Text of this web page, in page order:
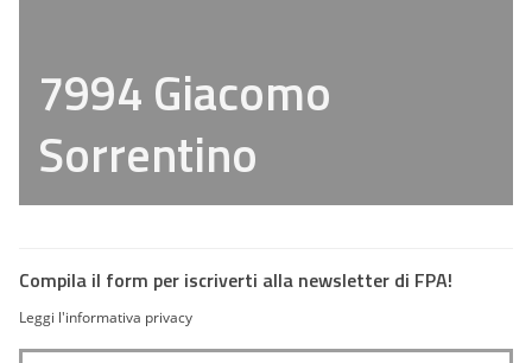
7994 Giacomo
Sorrentino
Compila il form per iscriverti alla newsletter di FPA!
Leggi l'informativa privacy